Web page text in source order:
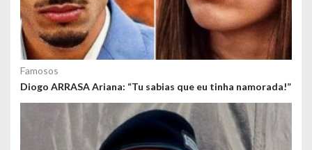
Famosos
Diogo ARRASA Ariana: “Tu sabias que eu tinha namorada!”